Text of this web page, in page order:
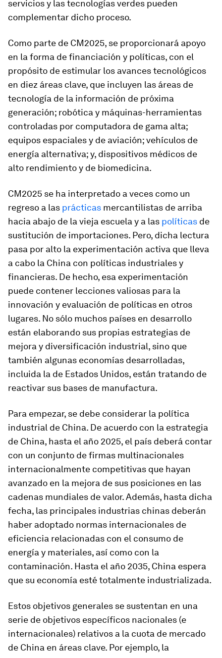
servicios y las tecnologías verdes pueden
complementar dicho proceso.
Como parte de CM2025, se proporcionará apoyo
en la forma de financiación y políticas, con el
propósito de estimular los avances tecnológicos
en diez áreas clave, que incluyen las áreas de
tecnología de la información de próxima
generación; robótica y máquinas-herramientas
controladas por computadora de gama alta;
equipos espaciales y de aviación; vehículos de
energía alternativa; y, dispositivos médicos de
alto rendimiento y de biomedicina.
CM2025 se ha interpretado a veces como un
regreso a las prácticas mercantilistas de arriba
hacia abajo de la vieja escuela y a las políticas de
sustitución de importaciones. Pero, dicha lectura
pasa por alto la experimentación activa que lleva
a cabo la China con políticas industriales y
financieras. De hecho, esa experimentación
puede contener lecciones valiosas para la
innovación y evaluación de políticas en otros
lugares. No sólo muchos países en desarrollo
están elaborando sus propias estrategias de
mejora y diversificación industrial, sino que
también algunas economías desarrolladas,
incluida la de Estados Unidos, están tratando de
reactivar sus bases de manufactura.
Para empezar, se debe considerar la política
industrial de China. De acuerdo con la estrategia
de China, hasta el año 2025, el país deberá contar
con un conjunto de firmas multinacionales
internacionalmente competitivas que hayan
avanzado en la mejora de sus posiciones en las
cadenas mundiales de valor. Además, hasta dicha
fecha, las principales industrias chinas deberán
haber adoptado normas internacionales de
eficiencia relacionadas con el consumo de
energía y materiales, así como con la
contaminación. Hasta el año 2035, China espera
que su economía esté totalmente industrializada.
Estos objetivos generales se sustentan en una
serie de objetivos específicos nacionales (e
internacionales) relativos a la cuota de mercado
de China en áreas clave. Por ejemplo, la